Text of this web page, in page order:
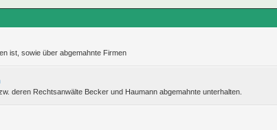
ist, sowie über abgemahnte Firmen
deren Rechtsanwälte Becker und Haumann abgemahnte unterhalten.